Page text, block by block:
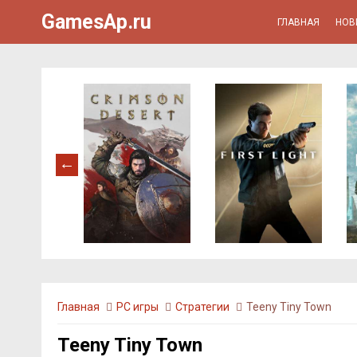
GamesAp.ru ГЛАВНАЯ
Главная PC игры Стратегии Teeny Tiny Town
Teeny Tiny Town